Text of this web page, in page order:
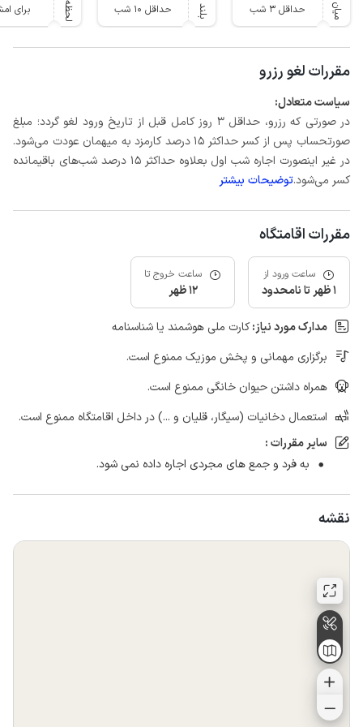
حداقل 3 شب
حداقل 10 شب
برای
مقررات لغو رزرو
سیاست متعادل:
در صورتی که رزرو، حداقل 3 روز کامل قبل از تاریخ ورود لغو گردد؛ مبلغ
صورتحساب پس از کسر حداکثر 15 درصد کارمزد به میهمان عودت می‌شود.
در غیر اینصورت اجاره شب اول بعلاوه حداکثر 15 درصد شب‌های باقیمانده
کسر می‌شود.توضیحات بیشتر
مقررات اقامتگاه
ساعت ورود از
1 ظهر تا نامحدود
ساعت خروج تا
12 ظهر
مدارک مورد نیاز:کارت ملی هوشمند یا شناسنامه
برگزاری مهمانی و پخش موزیک ممنوع است.
همراه داشتن حیوان خانگی ممنوع است.
استعمال دخانیات (سیگار، قلیان و ...) در داخل اقامتگاه ممنوع است.
سایر مقررات :
به فرد و جمع های مجردی اجاره داده نمی شود.
نقشه